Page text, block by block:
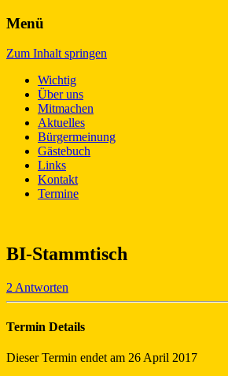
L(i)ebenswertes
ganz im Norden
Menü
Zum Inhalt springen
Wichtig
Über uns
Mitmachen
Aktuelles
Bürgermeinung
Gästebuch
Links
Kontakt
Termine
BI-Stammtisch
2 Antworten
Termin Details
Dieser Termin endet am 26 April 2017